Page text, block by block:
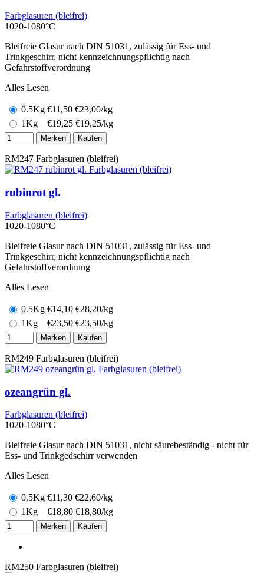
Farbglasuren (bleifrei)
1020-1080°C
Bleifreie Glasur nach DIN 51031, zulässig für Ess- und
Trinkgeschirr, nicht kennzeichnungspflichtig nach
Gefahrstoffverordnung
Alles Lesen
0.5Kg €11,50 €23,00/kg
1Kg
€19,25 €19,25/kg
Merken Kaufen
RM247 Farbglasuren (bleifrei)
rubinrot gl.
Farbglasuren (bleifrei)
1020-1080°C
Bleifreie Glasur nach DIN 51031, zulässig für Ess- und
Trinkgeschirr, nicht kennzeichnungspflichtig nach
Gefahrstoffverordnung
Alles Lesen
0.5Kg €14,10 €28,20/kg
1Kg
€23,50 €23,50/kg
Merken Kaufen
RM249 Farbglasuren (bleifrei)
ozeangrün gl.
Farbglasuren (bleifrei)
1020-1080°C
Bleifreie Glasur nach DIN 51031, nicht säurebeständig - nicht für
Ess- und Trinkgedschirr verwenden
Alles Lesen
0.5Kg €11,30 €22,60/kg
1Kg
€18,80 €18,80/kg
Merken Kaufen
RM250 Farbglasuren (bleifrei)